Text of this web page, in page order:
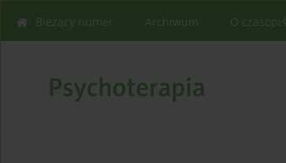
Bieżący numer Archiwum O